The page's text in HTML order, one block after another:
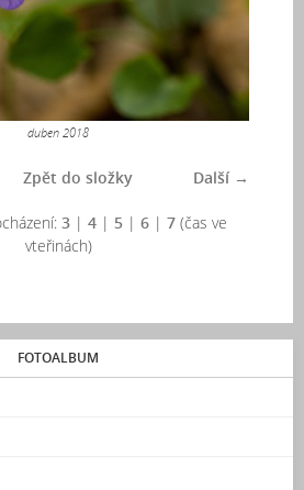
duben 2018
Další →
Zpět do složky
3 | 4 | 5 | 6 | 7 (čas ve
vteřinách)
FOTOALBUM